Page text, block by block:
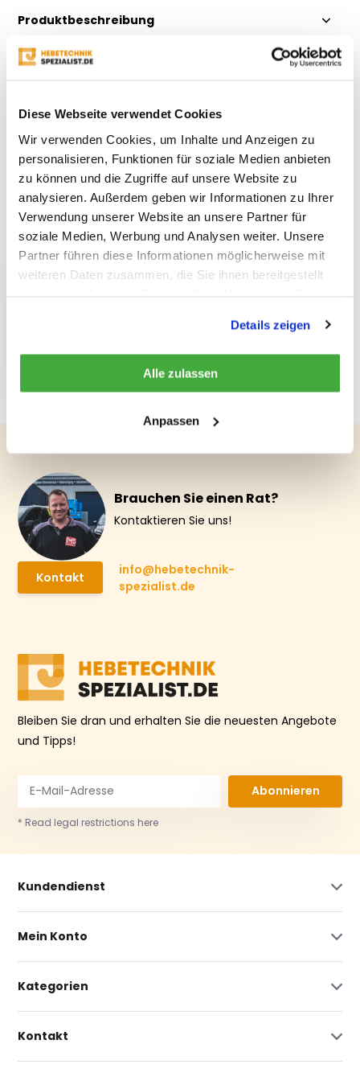
Diese Webseite verwendet Cookies
Wir verwenden Cookies, um Inhalte und Anzeigen zu
personalisieren, Funktionen für soziale Medien anbieten
zu können und die Zugriffe auf unsere Website zu
analysieren. Außerdem geben wir Informationen zu Ihrer
Verwendung unserer Website an unsere Partner für
soziale Medien, Werbung und Analysen weiter. Unsere
Partner führen diese Informationen möglicherweise mit
weiteren Daten zusammen, die Sie ihnen bereitgestellt
Details zeigen
Alle zulassen
Anpassen
Produktbeschreibung
Eigenschaften
Bewertungen
Teilen
Kürzlich gesehen
Brauchen Sie einen Rat?
Kontaktieren Sie uns!
Kontakt
info@hebetechnik-
spezialist.de
Bleiben Sie dran und erhalten Sie die neuesten Angebote
und Tipps!
Abonnieren
* Read legal restrictions here
Kundendienst
Mein Konto
Kategorien
Kontakt